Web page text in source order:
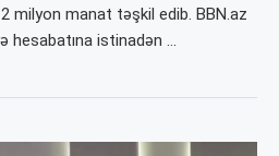
milyon manat təşkil edib. BBN.az
hesabatına istinadən …